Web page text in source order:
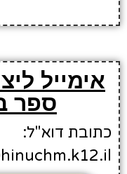
אימייל
ספר
כתובת דוא"ל: